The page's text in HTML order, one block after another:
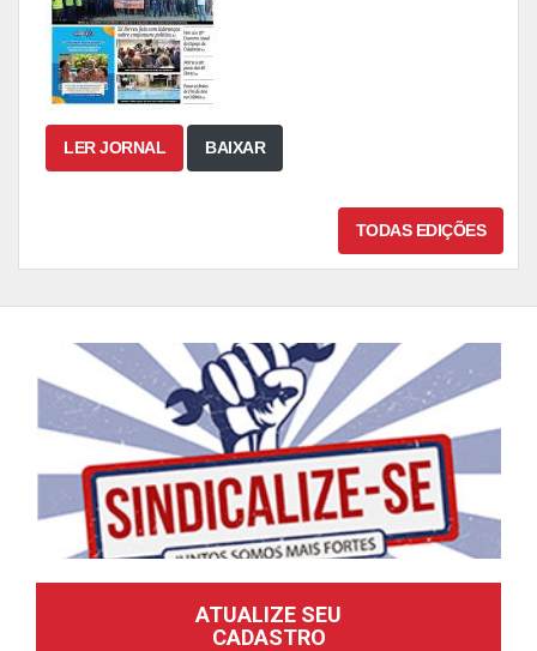
LER JORNAL BAIXAR
TODAS EDIÇÕES
ATUALIZE SEU
CADASTRO